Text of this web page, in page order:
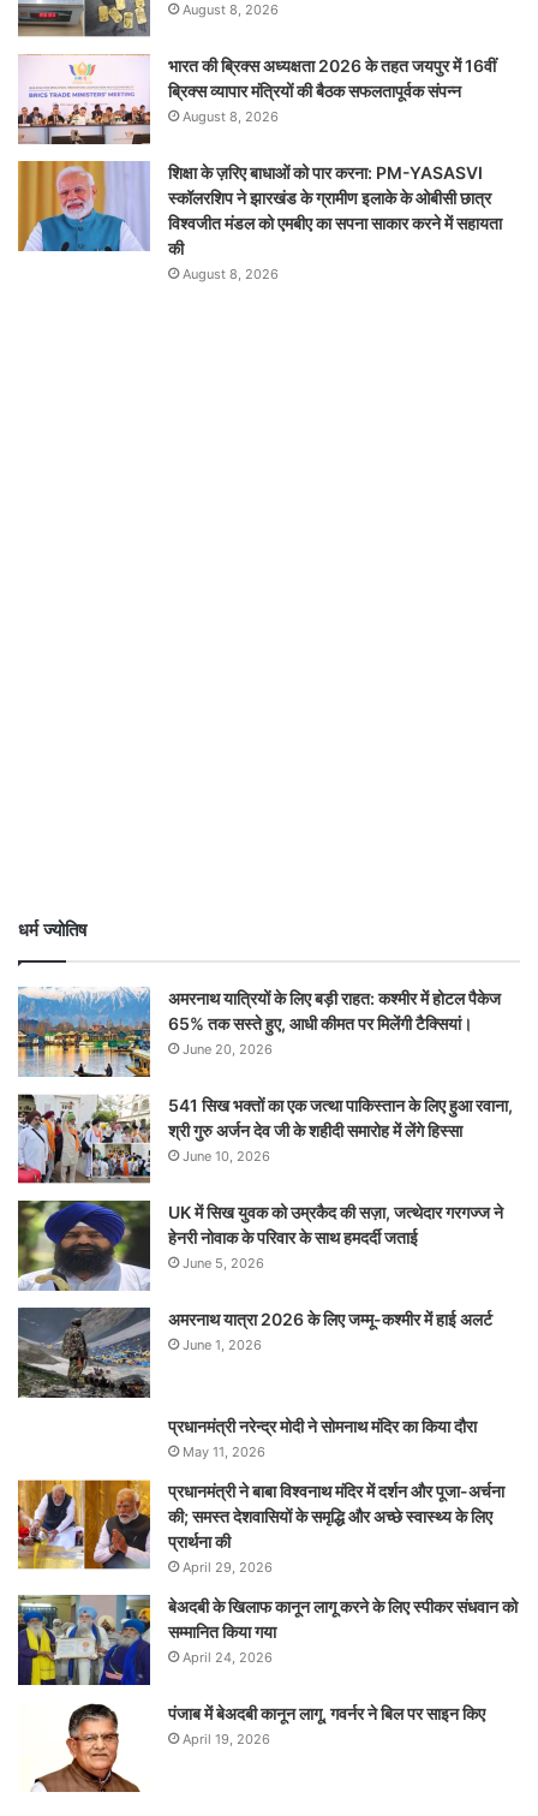
August 8, 2026
भारत की ब्रिक्‍स अध्यक्षता 2026 के तहत जयपुर में 16वीं
ब्रिक्‍स व्यापार मंत्रियों की बैठक सफलतापूर्वक संपन्न
August 8, 2026
शिक्षा के ज़रिए बाधाओं को पार करना: PM-YASASVI
स्कॉलरशिप ने झारखंड के ग्रामीण इलाके के ओबीसी छात्र
विश्वजीत मंडल को एमबीए का सपना साकार करने में सहायता
की
August 8, 2026
धर्म ज्योतिष
अमरनाथ यात्रियों के लिए बड़ी राहत: कश्मीर में होटल पैकेज
65% तक सस्ते हुए, आधी कीमत पर मिलेंगी टैक्सियां।
June 20, 2026
541 सिख भक्तों का एक जत्था पाकिस्तान के लिए हुआ रवाना,
श्री गुरु अर्जन देव जी के शहीदी समारोह में लेंगे हिस्सा
June 10, 2026
UK में सिख युवक को उम्रकैद की सज़ा, जत्थेदार गरगज्ज ने
हेनरी नोवाक के परिवार के साथ हमदर्दी जताई
June 5, 2026
अमरनाथ यात्रा 2026 के लिए जम्मू-कश्मीर में हाई अलर्ट
June 1, 2026
प्रधानमंत्री नरेन्‍द्र मोदी ने सोमनाथ मंदिर का किया दौरा
May 11, 2026
प्रधानमंत्री ने बाबा विश्वनाथ मंदिर में दर्शन और पूजा-अर्चना
की; समस्‍त देशवासियों के समृद्धि और अच्छे स्वास्थ्य के लिए
प्रार्थना की
April 29, 2026
बेअदबी के खिलाफ कानून लागू करने के लिए स्पीकर संधवान को
सम्मानित किया गया
April 24, 2026
पंजाब में बेअदबी कानून लागू, गवर्नर ने बिल पर साइन किए
April 19, 2026